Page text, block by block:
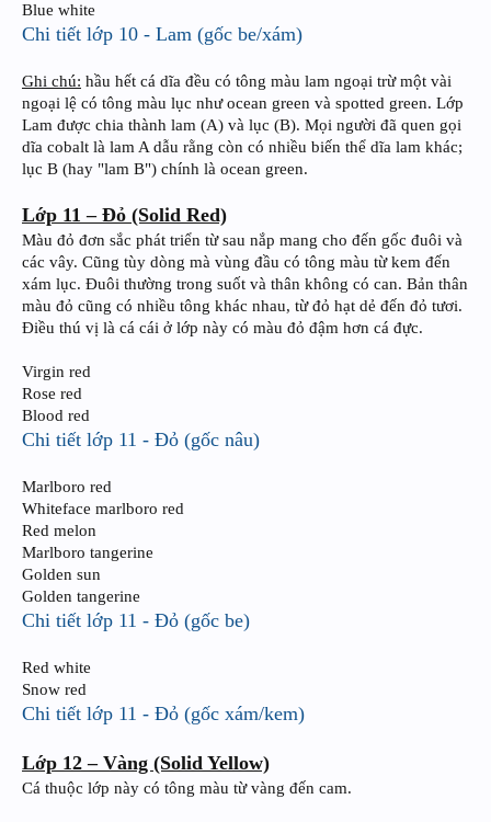
Blue white
Chi tiết lớp 10 - Lam (gốc be/xám)
Ghi chú: hầu hết cá dĩa đều có tông màu lam ngoại trừ một vài
ngoại lệ có tông màu lục như ocean green và spotted green. Lớp
Lam được chia thành lam (A) và lục (B). Mọi người đã quen gọi
dĩa cobalt là lam A dẫu rằng còn có nhiều biến thể dĩa lam khác;
lục B (hay "lam B") chính là ocean green.
Lớp 11 – Đỏ (Solid Red)
Màu đỏ đơn sắc phát triển từ sau nắp mang cho đến gốc đuôi và
các vây. Cũng tùy dòng mà vùng đầu có tông màu từ kem đến
xám lục. Đuôi thường trong suốt và thân không có can. Bản thân
màu đỏ cũng có nhiều tông khác nhau, từ đỏ hạt dẻ đến đỏ tươi.
Điều thú vị là cá cái ở lớp này có màu đỏ đậm hơn cá đực.
Virgin red
Rose red
Blood red
Chi tiết lớp 11 - Đỏ (gốc nâu)
Marlboro red
Whiteface marlboro red
Red melon
Marlboro tangerine
Golden sun
Golden tangerine
Chi tiết lớp 11 - Đỏ (gốc be)
Red white
Snow red
Chi tiết lớp 11 - Đỏ (gốc xám/kem)
Lớp 12 – Vàng (Solid Yellow)
Cá thuộc lớp này có tông màu từ vàng đến cam.